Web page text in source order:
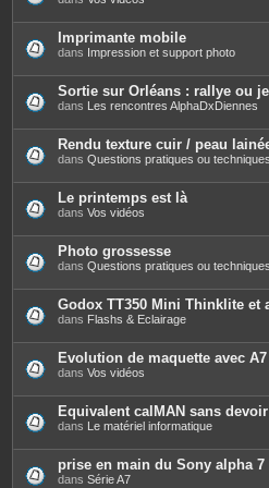
Imprimante mobile
dans Impression et support photo
Sortie sur Orléans : rallye ou
dans Les rencontres AlphaDxDiennes
Rendu texture cuir / peau
dans Questions pratiques ou techniques
Le printemps est là
dans Vos vidéos
Photo grossesse
dans Questions pratiques ou techniques
Godox TT350 Mini Thinklite et
dans Flashs & Eclairage
Evolution de maquette avec A7
dans Vos vidéos
Equivalent calMAN sans
dans Le matériel informatique
prise en main du Sony alpha 7
dans Série A7